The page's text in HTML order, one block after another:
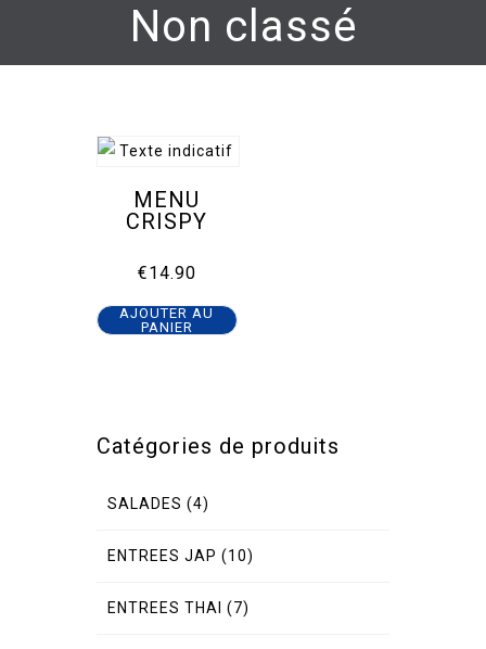
Non classé
MENU
CRISPY
€14.90
AJOUTER AU
PANIER
Catégories de produits
SALADES (4)
ENTREES JAP (10)
ENTREES THAI (7)